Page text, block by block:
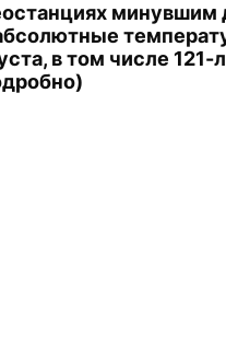
минувшим
в том числе 121-